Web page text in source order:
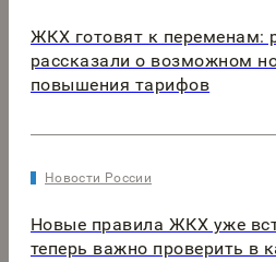
ЖКХ готовят к переменам:
рассказали о возможном
повышения тарифов
Новости России
Новые правила ЖКХ уже
теперь важно проверить в